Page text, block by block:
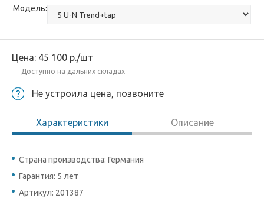
Модель:
Цена: 45 100 р./шт
Доступно на дальних складах
Не устроила цена, позвоните
Характеристики Описание
Страна производства: Германия
Гарантия: 5 лет
Артикул: 201387